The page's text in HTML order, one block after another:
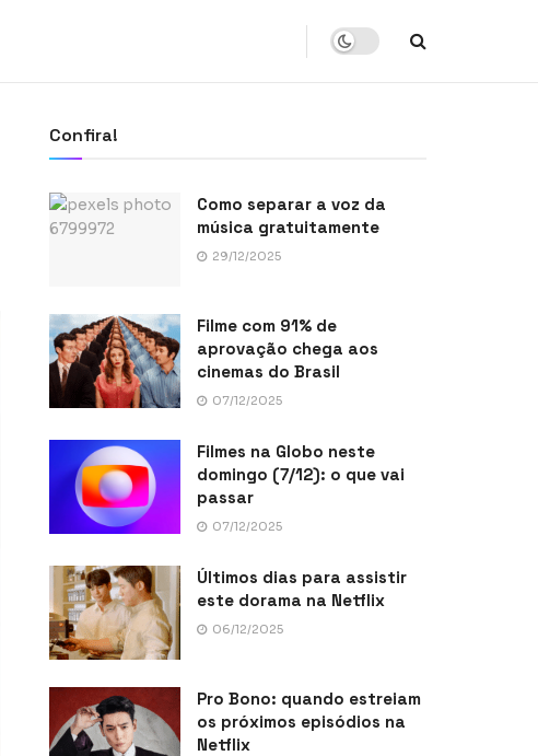
Confira!
Como separar a voz da
música gratuitamente
29/12/2025
Filme com 91% de
aprovação chega aos
cinemas do Brasil
07/12/2025
Filmes na Globo neste
domingo (7/12): o que vai
passar
07/12/2025
Últimos dias para assistir
este dorama na Netflix
06/12/2025
Pro Bono: quando estreiam
os próximos episódios na
Netflix